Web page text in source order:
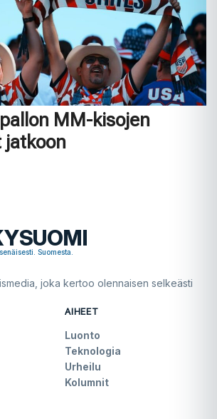
MM-kisojen
jatkoon
Suomesta.
joka kertoo olennaisen selkeästi
AIHEET
Luonto
Teknologia
Urheilu
Kolumnit